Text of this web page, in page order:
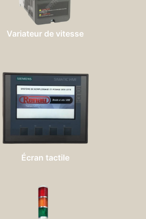
Variateur de vitesse
Écran tactile